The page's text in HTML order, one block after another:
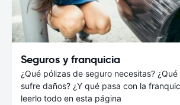
Seguros y franquicia
¿Qué pólizas de seguro necesitas?
sufre daños? ¿Y qué pasa con la
leerlo todo en esta página